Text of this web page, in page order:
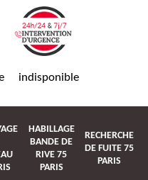
indisponible
HABILLAGE
BANDE DE
RIVE 75
PARIS
RECHERCHE
DE FUITE 75
PARIS